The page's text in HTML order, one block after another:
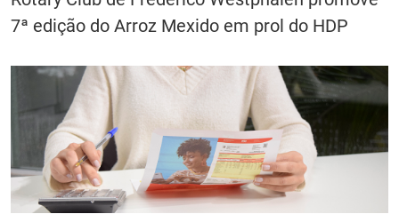
7ª edição do Arroz Mexido em prol do HDP